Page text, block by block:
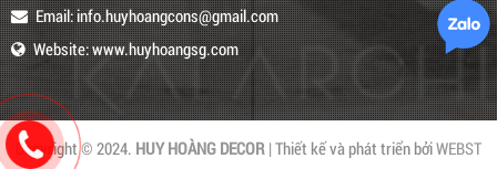
Email:info.huyhoangcons@gmail.com
Website:www.huyhoangsg.com
Copyright © 2024. HUY HOÀNG DECOR | Thiết kế và phát triển bởiWEBST